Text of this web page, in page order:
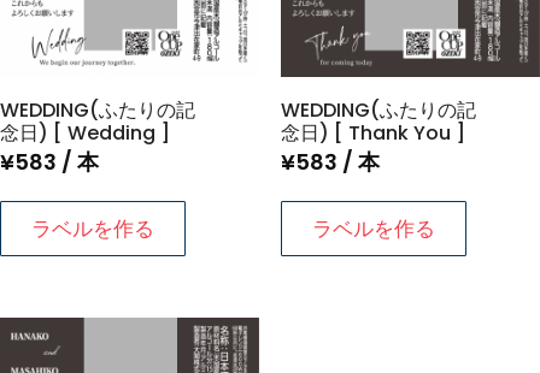
個
WEDDING(ふたりの記
念日) [ Wedding ]
¥583 / 本
ラベルを作る
WEDDING(ふたりの記
念日) [ Thank You ]
¥583 / 本
ラベルを作る